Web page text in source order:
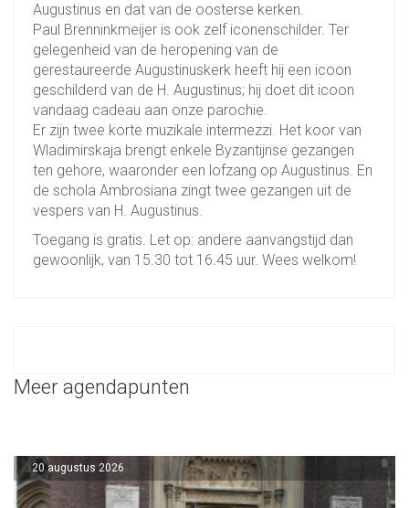
Augustinus en dat van de oosterse kerken.
Paul Brenninkmeijer is ook zelf iconenschilder. Ter
gelegenheid van de heropening van de
gerestaureerde Augustinuskerk heeft hij een icoon
geschilderd van de H. Augustinus; hij doet dit icoon
vandaag cadeau aan onze parochie.
Er zijn twee korte muzikale intermezzi. Het koor van
Wladimirskaja brengt enkele Byzantijnse gezangen
ten gehore, waaronder een lofzang op Augustinus. En
de schola Ambrosiana zingt twee gezangen uit de
vespers van H. Augustinus.
Toegang is gratis. Let op: andere aanvangstijd dan
gewoonlijk, van 15.30 tot 16.45 uur. Wees welkom!
Meer agendapunten
20 augustus 2026